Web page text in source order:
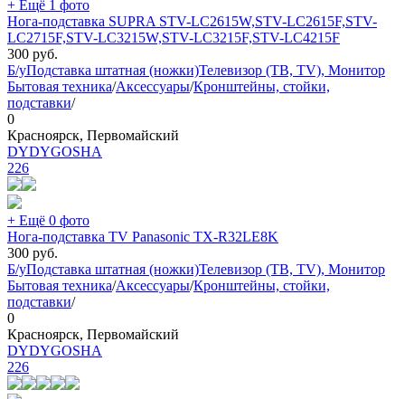
+ Ещё 1 фото
Нога-подставка SUPRA STV-LC2615W,STV-LC2615F,STV-
LC2715F,STV-LC3215W,STV-LC3215F,STV-LC4215F
300 руб.
Б/уПодставка штатная (ножки)Телевизор (ТВ, TV), Монитор
Бытовая техника/Аксессуары/Кронштейны, стойки,
подставки/
0
Красноярск, Первомайский
DYDYGOSHA
226
+ Ещё 0 фото
Нога-подставка TV Panasonic TX-R32LE8K
300 руб.
Б/уПодставка штатная (ножки)Телевизор (ТВ, TV), Монитор
Бытовая техника/Аксессуары/Кронштейны, стойки,
подставки/
0
Красноярск, Первомайский
DYDYGOSHA
226